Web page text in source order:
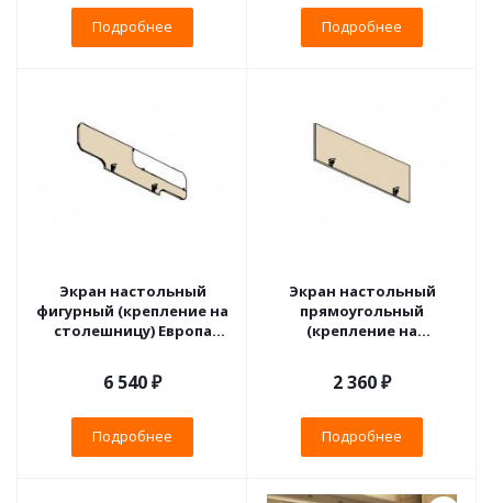
Подробнее Подробнее
Экран настольный
фигурный (крепление на
столешницу) Европа
6 540 ₽
Подробнее
Экран настольный
прямоугольный
(крепление на
2 360 ₽
Подробнее